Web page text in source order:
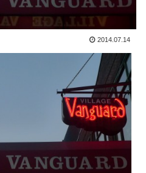
2014.07.14